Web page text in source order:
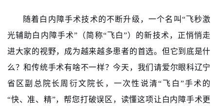
随着白内障手术技术的不断升级，一个名叫“飞秒激
光辅助白内障手术”（简称“飞白”）的新技术，正悄悄走
进大家的视野，成为越来越多患者的首选。但它到底是什
么？和传统手术有啥不一样？今天，我们请爱尔眼科辽宁
省区副总院长周衍文院长，一次性说清“飞白”手术的
“快、准、精”，帮您打破误区，读懂这项让白内障手术更